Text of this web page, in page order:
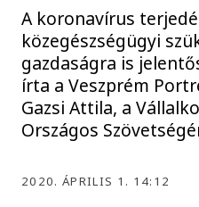
A koronavírus
közegészségügyi
gazdaságra is
írta a Veszprém
Gazsi Attila, a
Országos
2020. ÁPRILIS 1. 14:12